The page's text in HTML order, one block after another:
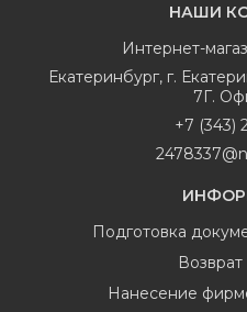
НАШИ
Интернет-
Екатеринбург, г.
7Г.
+7 (343)
Подготовка
Нанесение